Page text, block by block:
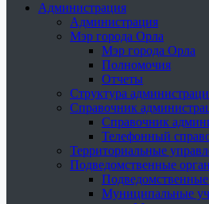
Администрация
Администрация
Мэр города Орла
Мэр города Орла
Полномочия
Отчеты
Структура
Справочник
Справочник
Телефонный
Территориальные
Подведомственные
Муниципальные